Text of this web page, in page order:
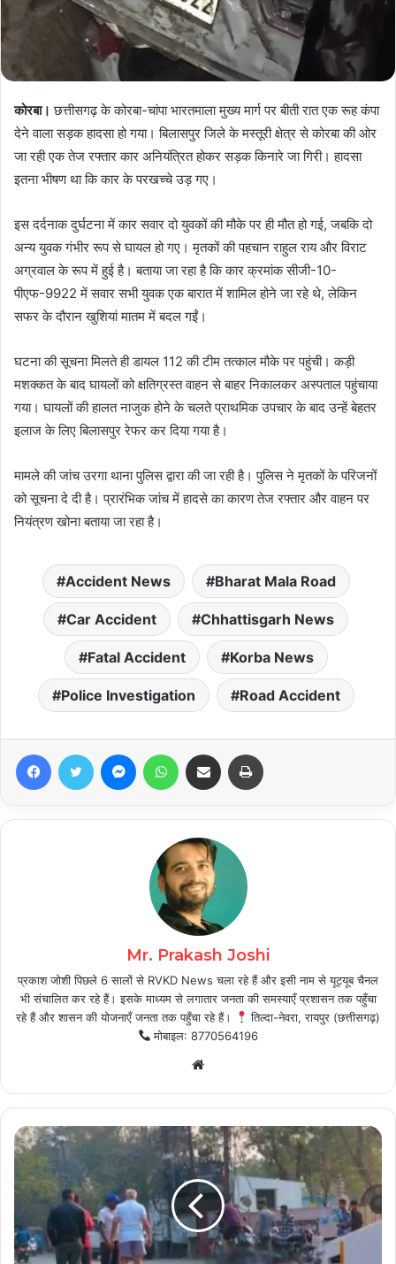
कोरबा।छत्तीसगढ़ के कोरबा-चांपा भारतमाला मुख्य मार्ग पर बीती रात एक रूह कंपा
देने वाला सड़क हादसा हो गया। बिलासपुर जिले के मस्तूरी क्षेत्र से कोरबा की ओर
जा रही एक तेज रफ्तार कार अनियंत्रित होकर सड़क किनारे जा गिरी। हादसा
इतना भीषण था कि कार के परखच्चे उड़ गए।
इस दर्दनाक दुर्घटना में कार सवार दो युवकों की मौके पर ही मौत हो गई, जबकि दो
अन्य युवक गंभीर रूप से घायल हो गए। मृतकों की पहचान राहुल राय और विराट
अग्रवाल के रूप में हुई है। बताया जा रहा है कि कार क्रमांक सीजी-10-
पीएफ-9922 में सवार सभी युवक एक बारात में शामिल होने जा रहे थे, लेकिन
सफर के दौरान खुशियां मातम में बदल गईं।
घटना की सूचना मिलते ही डायल 112 की टीम तत्काल मौके पर पहुंची। कड़ी
मशक्कत के बाद घायलों को क्षतिग्रस्त वाहन से बाहर निकालकर अस्पताल पहुंचाया
गया। घायलों की हालत नाजुक होने के चलते प्राथमिक उपचार के बाद उन्हें बेहतर
इलाज के लिए बिलासपुर रेफर कर दिया गया है।
मामले की जांच उरगा थाना पुलिस द्वारा की जा रही है। पुलिस ने मृतकों के परिजनों
को सूचना दे दी है। प्रारंभिक जांच में हादसे का कारण तेज रफ्तार और वाहन पर
नियंत्रण खोना बताया जा रहा है।
Accident News Bharat Mala Road
Car Accident Chhattisgarh News
Fatal Accident Korba News
Police Investigation Road Accident
FacebookTwitter MessengerWhatsAppShare via Email
Mr. Prakash Joshi
प्रकाश जोशी पिछले 6 सालों से RVKD News चला रहे हैं और इसी नाम से यूट्यूब चैनल
भी संचालित कर रहे हैं। इसके माध्यम से लगातार जनता की समस्याएँ प्रशासन तक पहुँचा
रहे हैं और शासन की योजनाएँ जनता तक पहुँचा रहे हैं।
तिल्दा-नेवरा, रायपुर (छत्तीसगढ़)
मोबाइल: 8770564196
Website